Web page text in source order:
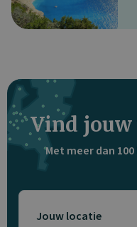
Vind
Met meer dan
Jouw locatie